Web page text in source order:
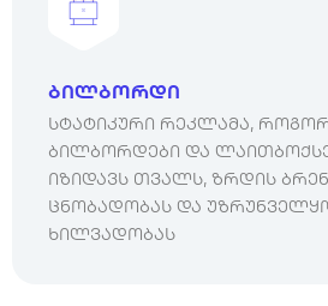
ბილბორდი
სტატიკური რეკლამა,
ბილბორდები და
იზიდავს თვალს, ზრდის
ცნობადობას და
ხილვადობას